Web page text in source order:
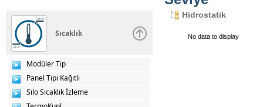
Sıcaklık
Modüler Tip
Panel Tipi Kağıtlı
Silo Sıcaklık İzleme
Hidrostatik
No data to display